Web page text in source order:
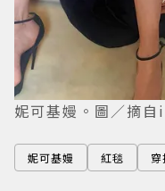
妮可基嫚。圖／摘
妮可基嫚 紅毯 穿